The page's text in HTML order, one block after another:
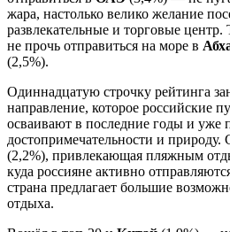
жара, настолько велико желание
развлекательные и торговые
не прочь отправиться на море в
(2,5%).
Одиннадцатую строчку рейтинга
направление, которое российские
осваивают в последние годы и уже
достопримечательности и природу.
(2,2%), привлекающая пляжным
куда россияне активно
страна предлагает большие
отдыха.